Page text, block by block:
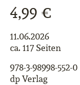
4,99 €
11.06.2026
ca. 117 Seiten
978-3-98998-552-0
dp Verlag